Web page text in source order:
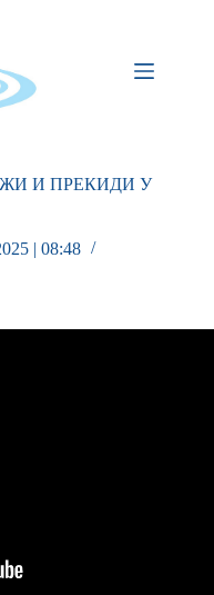
И ПРЕКИДИ У
| 08:48